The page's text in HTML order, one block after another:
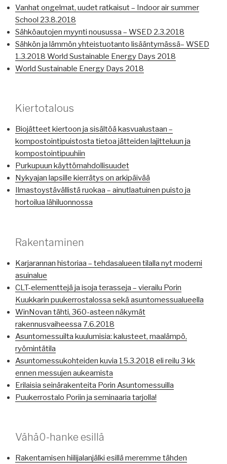
Vanhat ongelmat, uudet ratkaisut – Indoor air summer
School 23.8.2018
Sähköautojen myynti nousussa – WSED 2.3.2018
Sähkön ja lämmön yhteistuotanto lisääntymässä– WSED
1.3.2018 World Sustainable Energy Days 2018
World Sustainable Energy Days 2018
Kiertotalous
Biojätteet kiertoon ja sisältöä kasvualustaan –
kompostointipuistosta tietoa jätteiden lajitteluun ja
kompostointipuuhiin
Purkupuun käyttömahdollisuudet
Nykyajan lapsille kierrätys on arkipäivää
Ilmastoystävällistä ruokaa – ainutlaatuinen puisto ja
hortoilua lähiluonnossa
Rakentaminen
Karjarannan historiaa – tehdasalueen tilalla nyt moderni
asuinalue
CLT-elementtejä ja isoja terasseja – vierailu Porin
Kuukkarin puukerrostalossa sekä asuntomessualueella
WinNovan tähti, 360-asteen näkymät
rakennusvaiheessa 7.6.2018
Asuntomessuilta kuulumisia: kalusteet, maalämpö,
ryömintätila
Asuntomessukohteiden kuvia 15.3.2018 eli reilu 3 kk
ennen messujen aukeamista
Erilaisia seinärakenteita Porin Asuntomessuilla
Puukerrostalo Poriin ja seminaaria tarjolla!
Vähä0-hanke esillä
Rakentamisen hiilijalanjälki esillä meremme tähden